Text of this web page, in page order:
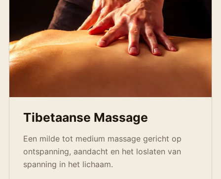
Tibetaanse Massage
Een milde tot medium massage gericht op
ontspanning, aandacht en het loslaten van
spanning in het lichaam.